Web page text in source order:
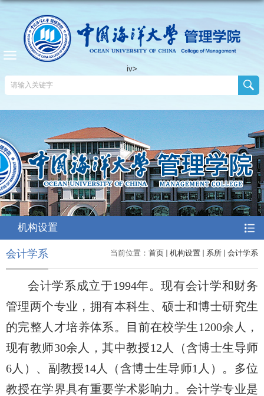
iv>
机构设置
当前位置： 首页 机构设置 系所 会计学系
会计学系
会计学系成立于1994年。现有会计学和财务
管理两个专业，拥有本科生、硕士和博士研究生
的完整人才培养体系。目前在校学生1200余人，
现有教师30余人，其中教授12人（含博士生导师
6人）、副教授14人（含博士生导师1人）。多位
教授在学界具有重要学术影响力。会计学专业是